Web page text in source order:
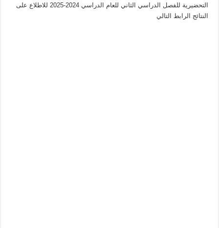
الدراسي
الثاني
التحضيرية للفصل الدراسي الثاني للعام الدراسي 2024-2025 للاطلاع على
النتائج الرابط التالي